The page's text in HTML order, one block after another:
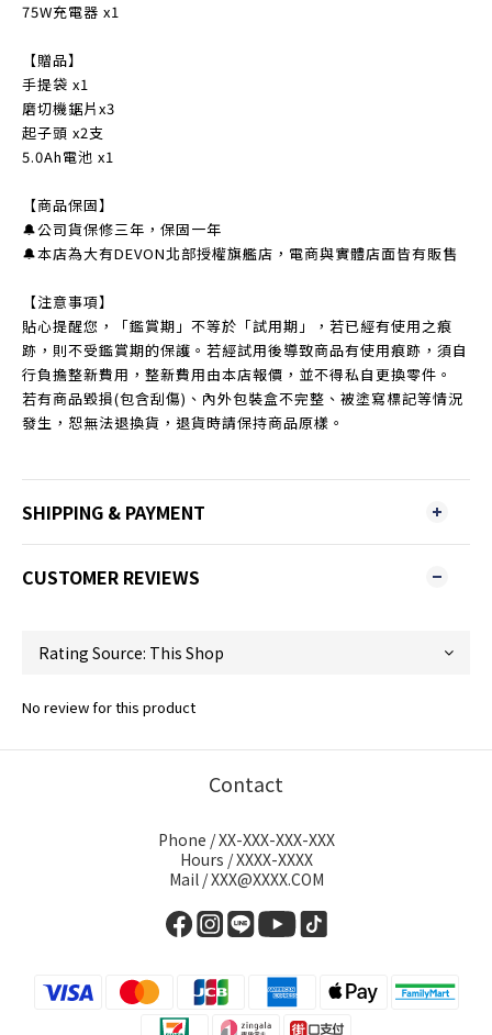
75W充電器 x1
【贈品】
手提袋 x1
磨切機鋸片x3
起子頭 x2支
5.0Ah電池 x1
【商品保固】
🔔公司貨保修三年，保固一年
🔔本店為大有DEVON北部授權旗艦店，電商與實體店面皆有販售
【注意事項】
貼心提醒您，「鑑賞期」不等於「試用期」，若已經有使用之痕
跡，則不受鑑賞期的保護。若經試用後導致商品有使用痕跡，須自
行負擔整新費用，整新費用由本店報價，並不得私自更換零件。
若有商品毀損(包含刮傷)、內外包裝盒不完整、被塗寫標記等情況
發生，恕無法退換貨，退貨時請保持商品原樣。
SHIPPING & PAYMENT
CUSTOMER REVIEWS
No review for this product
Contact
Phone / XX-XXX-XXX-XXX
Hours / XXXX-XXXX
Mail / XXX@XXXX.COM